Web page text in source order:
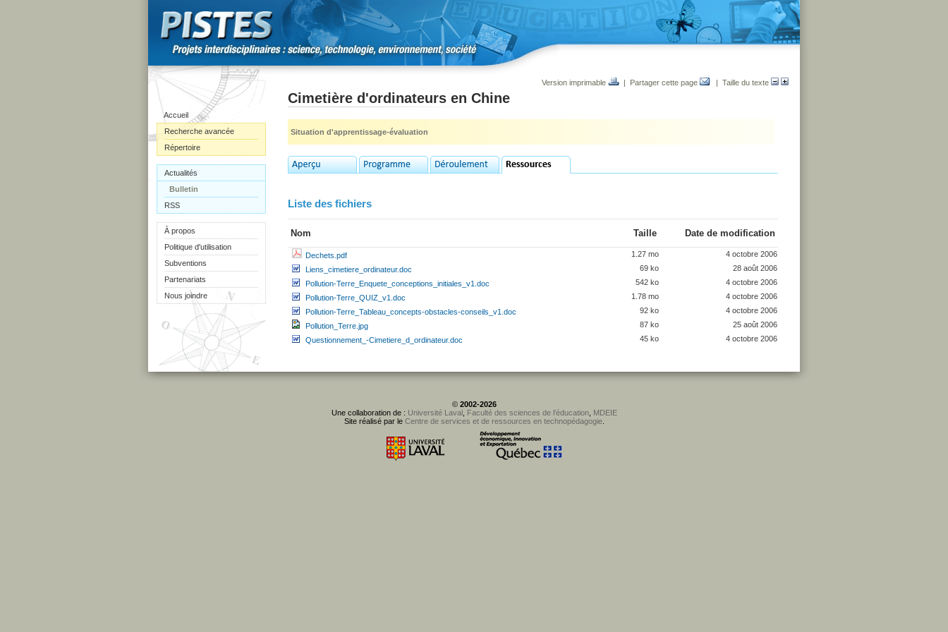
Accueil
Recherche avancée
Répertoire
Actualités
Bulletin
RSS
À propos
Politique d'utilisation
Subventions
Partenariats
Nous joindre
Version imprimable | Partager cette page | Taille du texte
Cimetière d'ordinateurs en Chine
Situation d'apprentissage-évaluation
Liste des fichiers
Nom Taille Date de modification
Dechets.pdf 1.27 mo
4 octobre 2006
Liens_cimetiere_ordinateur.doc
69 ko
28 août 2006
Pollution-Terre_Enquete_conceptions_initiales_v1.doc
542 ko
4 octobre 2006
Pollution-Terre_QUIZ_v1.doc
1.78 mo
4 octobre 2006
Pollution-Terre_Tableau_concepts-obstacles-conseils_v1.doc
92 ko
4 octobre 2006
Pollution_Terre.jpg
87 ko
25 août 2006
Questionnement_-Cimetiere_d_ordinateur.doc
45 ko 4 octobre 2006
© 2002-2026
Une collaboration de : Université Laval, Faculté des sciences de l'éducation, MDEIE
Site réalisé par le Centre de services et de ressources en technopédagogie.